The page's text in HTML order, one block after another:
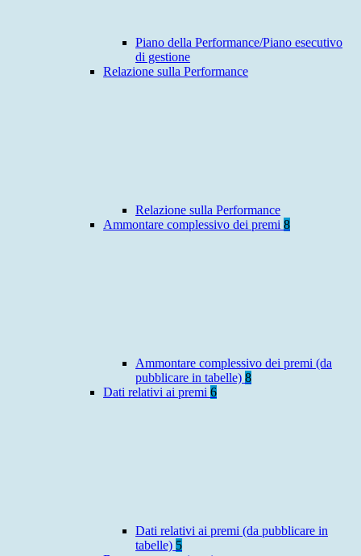
Piano della Performance/Piano esecutivo
di gestione
Relazione sulla Performance
Relazione sulla Performance
Ammontare complessivo dei premi 8
Ammontare complessivo dei premi (da
pubblicare in tabelle) 8
Dati relativi ai premi 6
Dati relativi ai premi (da pubblicare in
tabelle) 5